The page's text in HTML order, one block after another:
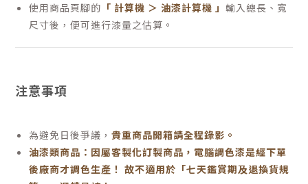
使用商品頁腳的 「 計算機 ＞ 油漆計算機 」 輸入總長、寬
尺寸後，便可進行漆量之估算。
注意事項
為避免日後爭議， 貴重商品開箱請全程錄影。
油漆類商品：因屬客製化訂製商品，電腦調色漆是經下單
後廠商才調色生產！ 故不適用於「七天鑑賞期及退換貨規